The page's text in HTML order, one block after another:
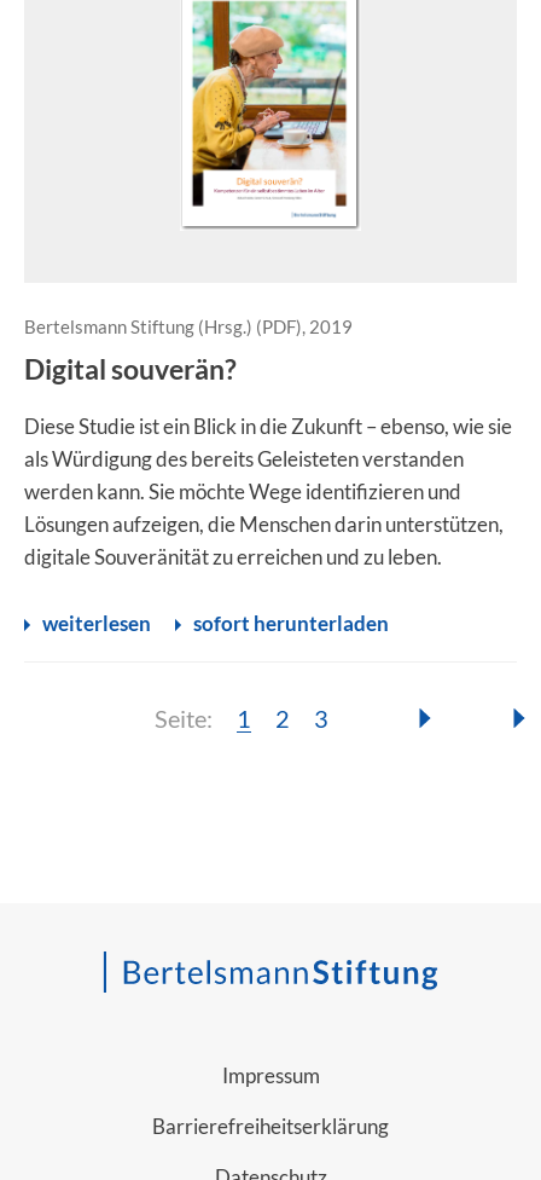
Bertelsmann Stiftung (Hrsg.) (PDF), 2019
Digital souverän?
Diese Studie ist ein Blick in die Zukunft – ebenso, wie sie
als Würdigung des bereits Geleisteten verstanden
werden kann. Sie möchte Wege identifizieren und
Lösungen aufzeigen, die Menschen darin unterstützen,
digitale Souveränität zu erreichen und zu leben.
weiterlesen sofort herunterladen
Seite: Seite:
1 Seite:
2 Seite:
3
Impressum
Barrierefreiheitserklärung